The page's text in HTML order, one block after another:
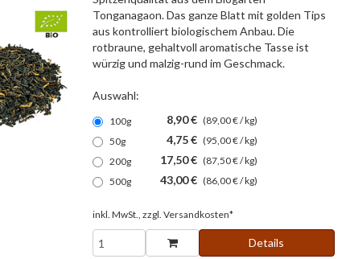
Tonganagaon. Das ganze Blatt mit golden Tips
aus kontrolliert biologischem Anbau. Die
rotbraune, gehaltvoll aromatische Tasse ist
würzig und malzig-rund im Geschmack.
Auswahl:
100g 8,90 € (89,00 € / kg)
50g
4,75 € (95,00 € / kg)
200g
17,50 € (87,50 € / kg)
500g
43,00 € (86,00 € / kg)
inkl. MwSt., zzgl. Versandkosten*
Details